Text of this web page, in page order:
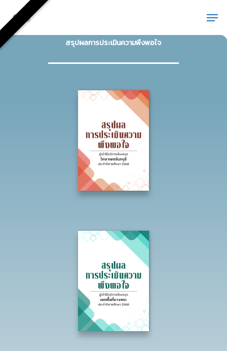
main
content
สรปผลการประเมนความพงพอใจ